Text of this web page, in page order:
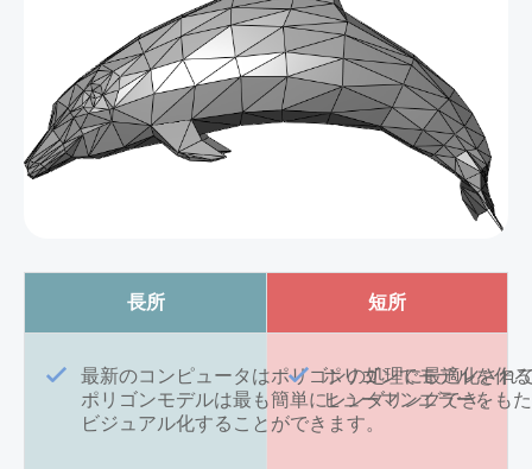
長所 短所
最新のコンピュータはポリゴンの処理に最適化され
ポリゴンモデルは最も簡単にレンダリングでき、
ビジュアル化することができます。
ポリゴンでモデルを作
ヒューマンエラーをも